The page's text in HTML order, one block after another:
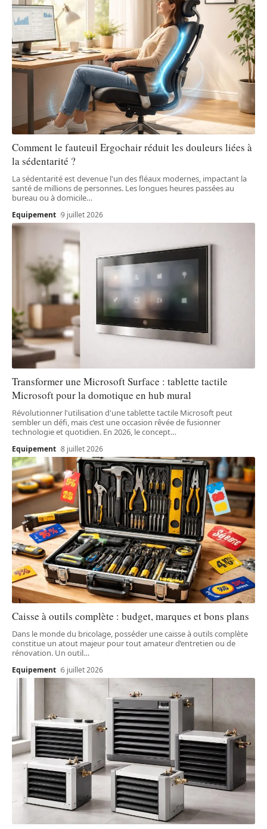
Comment le fauteuil Ergochair réduit les douleurs liées à
la sédentarité ?
La sédentarité est devenue l'un des fléaux modernes, impactant la
santé de millions de personnes. Les longues heures passées au
bureau ou à domicile…
Equipement 9 juillet 2026
Transformer une Microsoft Surface : tablette tactile
Microsoft pour la domotique en hub mural
Révolutionner l'utilisation d'une tablette tactile Microsoft peut
sembler un défi, mais c’est une occasion rêvée de fusionner
technologie et quotidien. En 2026, le concept…
Equipement 8 juillet 2026
Caisse à outils complète : budget, marques et bons plans
Dans le monde du bricolage, posséder une caisse à outils complète
constitue un atout majeur pour tout amateur d’entretien ou de
rénovation. Un outil…
Equipement 6 juillet 2026